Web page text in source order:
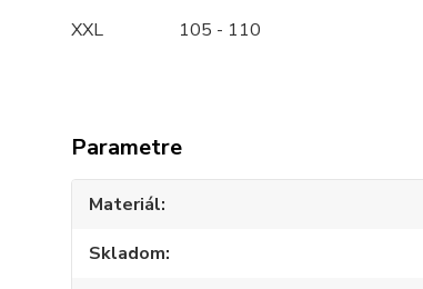
XXL 105 - 110
Parametre
Materiál
Skladom